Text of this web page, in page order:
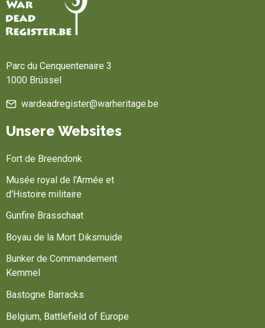
Parc du Cenquentenaire 3
1000 Brüssel
wardeadregister@warheritage.be
Unsere Websites
Fort de Breendonk
Musée royal de l'Armée et
d'Histoire militaire
Gunfire Brasschaat
Boyau de la Mort Diksmuide
Bunker de Commandement
Kemmel
Bastogne Barracks
Belgium, Battlefield of Europe